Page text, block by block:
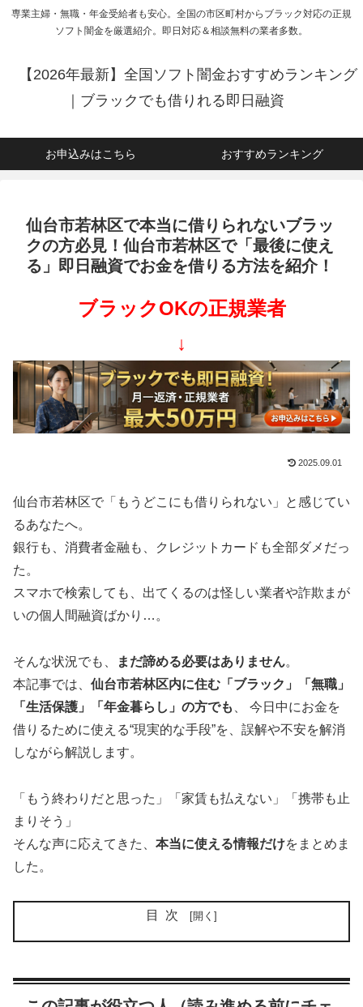
専業主婦・無職・年金受給者も安心。全国の市区町村からブラック対応の正規
ソフト闇金を厳選紹介。即日対応＆相談無料の業者多数。
【2026年最新】全国ソフト闇金おすすめランキング
｜ブラックでも借りれる即日融資
お申込みはこちら おすすめランキング
仙台市若林区で本当に借りられないブラッ
クの方必見！仙台市若林区で「最後に使え
る」即日融資でお金を借りる方法を紹介！
ブラックOKの正規業者
↓
2025.09.01
仙台市若林区で「もうどこにも借りられない」と感じてい
るあなたへ。
銀行も、消費者金融も、クレジットカードも全部ダメだっ
た。
スマホで検索しても、出てくるのは怪しい業者や詐欺まが
いの個人間融資ばかり…。
そんな状況でも、 まだ諦める必要はありません。
本記事では、 仙台市若林区内に住む「ブラック」「無職」
「生活保護」「年金暮らし」の方でも
、 今日中にお金を
借りるために使える“現実的な手段”を、誤解や不安を解消
しながら解説します。
「もう終わりだと思った」「家賃も払えない」「携帯も止
まりそう」
そんな声に応えてきた、 本当に使える情報だけをまとめま
した。
目次